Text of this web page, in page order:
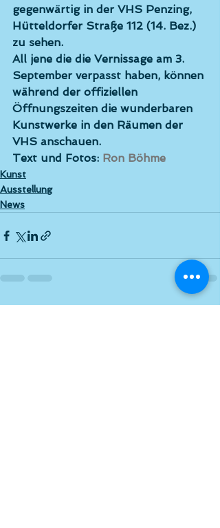
gegenwärtig in der VHS Penzing,
Hütteldorfer Straße 112 (14. Bez.)
zu sehen.
All jene die die Vernissage am 3.
September verpasst haben, können
während der offiziellen
Öffnungszeiten die wunderbaren
Kunstwerke in den Räumen der
VHS anschauen.
Text und Fotos: Ron Böhme
Kunst
Ausstellung
News